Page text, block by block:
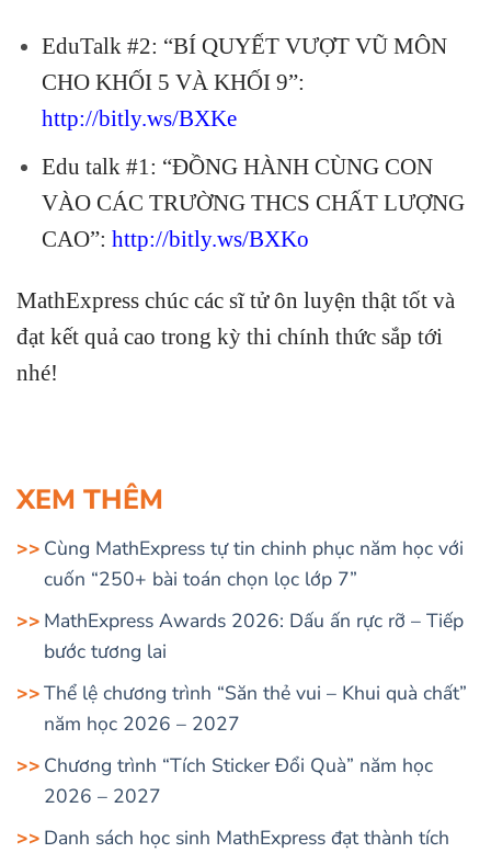
EduTalk #2: “BÍ QUYẾT VƯỢT VŨ MÔN
CHO KHỐI 5 VÀ KHỐI 9”:
http://bitly.ws/BXKe
Edu talk #1: “ĐỒNG HÀNH CÙNG CON
VÀO CÁC TRƯỜNG THCS CHẤT LƯỢNG
CAO”: http://bitly.ws/BXKo
MathExpress chúc các sĩ tử ôn luyện thật tốt và
đạt kết quả cao trong kỳ thi chính thức sắp tới
nhé!
XEM THÊM
Cùng MathExpress tự tin chinh phục năm học với
cuốn “250+ bài toán chọn lọc lớp 7”
MathExpress Awards 2026: Dấu ấn rực rỡ – Tiếp
bước tương lai
Thể lệ chương trình “Săn thẻ vui – Khui quà chất”
năm học 2026 – 2027
Chương trình “Tích Sticker Đổi Quà” năm học
2026 – 2027
Danh sách học sinh MathExpress đạt thành tích